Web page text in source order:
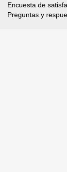
Encuesta de
Preguntas y